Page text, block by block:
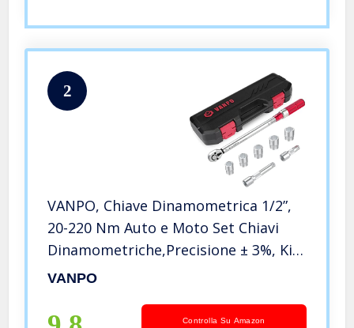
2
VANPO, Chiave Dinamometrica 1/2”,
20-220 Nm Auto e Moto Set Chiavi
Dinamometriche,Precisione ± 3%, Kit
di Manutenzione con 75mm e 125mm
19mm, 21mm, 23mm, 24mm
VANPO
Controlla Su Amazon